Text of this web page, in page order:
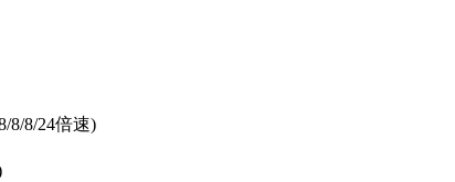
8/8/24倍速)